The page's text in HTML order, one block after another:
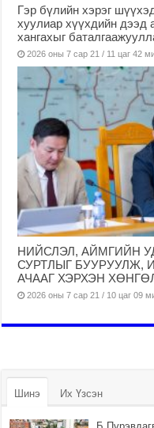
Гэр бүлийн хэрэг
хуулиар хүүхдийн дээд
хангахыг
2026 оны 7 сар 21 / 11 цаг 42
НИЙСЛЭЛ, АЙМГИЙН
СУРТЛЫГ БУУРУУЛЖ,
АЧААГ ХЭРХЭН
2026 оны 7 сар 21 / 10 цаг 09
Шинэ Их Үзсэн